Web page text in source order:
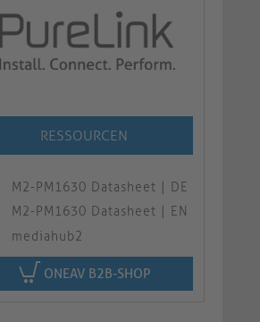
RESSOURCEN
M2-PM1630 Datasheet | DE
M2-PM1630 Datasheet | EN
mediahub2
ONEAV B2B-SHOP